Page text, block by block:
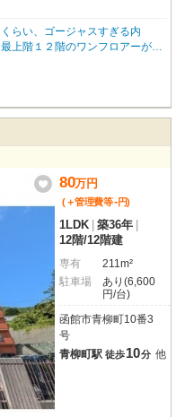
らい、ゴージャスすぎる内
上階１２階のワンフロアーがこ
えるステンドグラス、景色を眺
広いダイニングキッチン、オー
いほどの豪華さ🎀ぜひ、あなた
😆 物件のお問い合わせはビッ
問い合わせください！
80万円
(＋管理費等-円)
1LDK 築36年
12階/12階建
専有
211m²
駐車場
あり(6,600
円/台)
函館市青柳町10番3
号
青柳町駅 徒歩10分 他